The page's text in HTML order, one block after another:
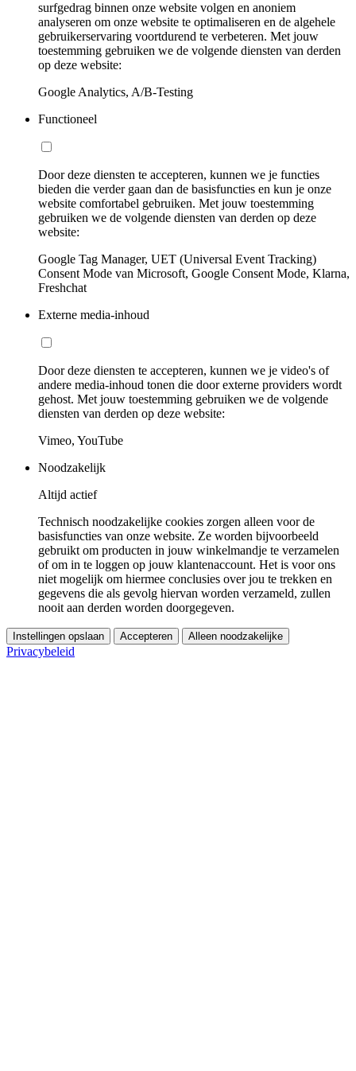
surfgedrag binnen onze website volgen en anoniem
analyseren om onze website te optimaliseren en de algehele
gebruikerservaring voortdurend te verbeteren. Met jouw
toestemming gebruiken we de volgende diensten van derden
op deze website:
Google Analytics, A/B-Testing
Functioneel
Door deze diensten te accepteren, kunnen we je functies
bieden die verder gaan dan de basisfuncties en kun je onze
website comfortabel gebruiken. Met jouw toestemming
gebruiken we de volgende diensten van derden op deze
website:
Google Tag Manager, UET (Universal Event Tracking)
Consent Mode van Microsoft, Google Consent Mode, Klarna,
Freshchat
Externe media-inhoud
Door deze diensten te accepteren, kunnen we je video's of
andere media-inhoud tonen die door externe providers wordt
gehost. Met jouw toestemming gebruiken we de volgende
diensten van derden op deze website:
Vimeo, YouTube
Noodzakelijk
Altijd actief
Technisch noodzakelijke cookies zorgen alleen voor de
basisfuncties van onze website. Ze worden bijvoorbeeld
gebruikt om producten in jouw winkelmandje te verzamelen
of om in te loggen op jouw klantenaccount. Het is voor ons
niet mogelijk om hiermee conclusies over jou te trekken en
gegevens die als gevolg hiervan worden verzameld, zullen
nooit aan derden worden doorgegeven.
Instellingen opslaan Accepteren Alleen noodzakelijke
Privacybeleid